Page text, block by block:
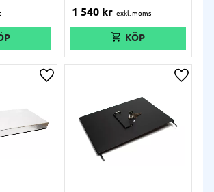
1 540 kr
Lägg till i önskelista Lägg